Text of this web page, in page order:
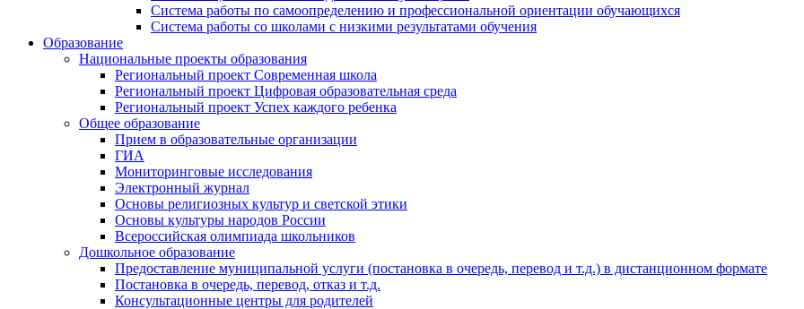
Система работы по самоопределению и профессиональной ориентации обучающихся
Система работы со школами с низкими результатами обучения
Образование
Национальные проекты образования
Региональный проект Современная школа
Региональный проект Цифровая образовательная среда
Региональный проект Успех каждого ребенка
Общее образование
Прием в образовательные организации
ГИА
Мониторинговые исследования
Электронный журнал
Основы религиозных культур и светской этики
Основы культуры народов России
Всероссийская олимпиада школьников
Дошкольное образование
Предоставление муниципальной услуги (постановка в очередь, перевод и т.д.) в дистанционном формате
Постановка в очередь, перевод, отказ и т.д.
Консультационные центры для родителей